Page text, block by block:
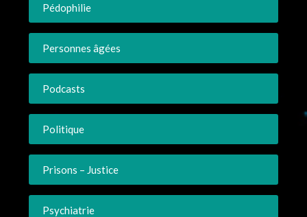
Pédophilie
Personnes âgées
Podcasts
Politique
Prisons – Justice
Psychiatrie